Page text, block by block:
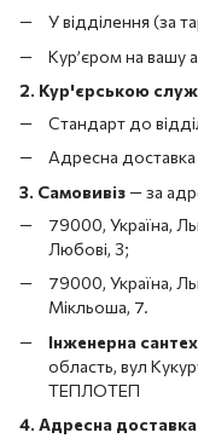
У відділення (за
Кур’єром на вашу
2. Кур'єрською
Стандарт до
Адресна
3. Самовивіз—за
79000, Україна,
Любові, 3;
79000, Україна,
Мікльоша, 7.
Інженерна
область, вул
ТЕПЛОТЕП
4. Адресна